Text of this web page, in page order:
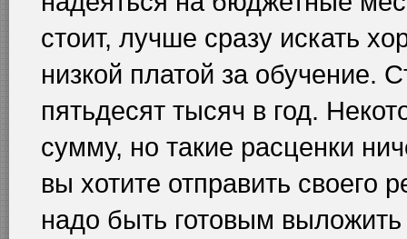
стоит, лучше сразу искать
низкой платой за обучение.
пятьдесят тысяч в год.
сумму, но такие расценки
вы хотите отправить своего
надо быть готовым выложить